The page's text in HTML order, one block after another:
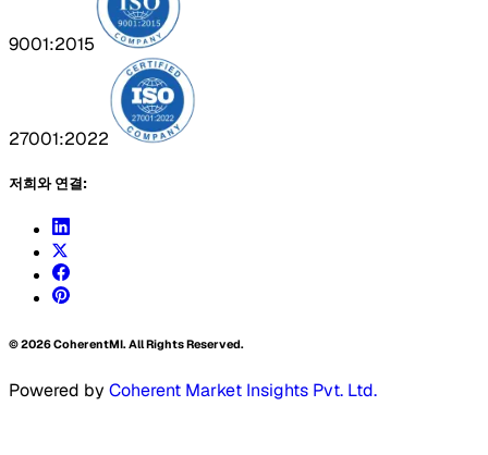
9001:2015
27001:2022
저희와 연결:
©2026CoherentMI. All Rights Reserved.
Powered by Coherent Market Insights Pvt. Ltd.